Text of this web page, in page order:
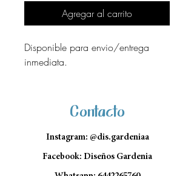
Agregar al carrito
Disponible para envio/entrega
inmediata.
Contacto
Instagram: @dis.gardeniaa
Facebook: Diseños Gardenia